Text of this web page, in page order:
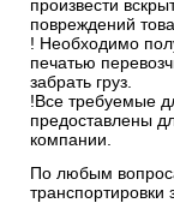
произвести
повреждений
! Необходимо
печатью
забрать груз.
!Все требуемые
предоставлены
компании.
По любым